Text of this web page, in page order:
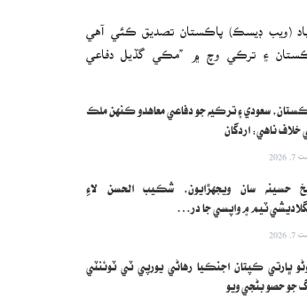
(ويب ڊيسڪ) پاڪستان تصديق ڪئي آهي
۽ ترڪي وچ ۾ ”مڪي گڏيل دفاعي
سعودي ۽ ترڪيه جو دفاعي معاهدو ڪنهن ملڪ
خلاف ناهي: اردگان
2026
حسينه سان ويجهڙايون، شڪيب الحسن لاءِ
ٽيم ۾ واپسي جا در…
2026
ڀارتي ڪپتان اجنڪيا رهاڻي يورپي ٽي ٽوئنٽي
جو حصو بڻجي ويو